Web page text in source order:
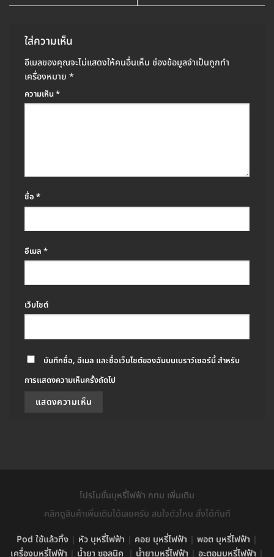
ใส่ความเห็น
อีเมลของคุณจะไม่แสดงให้คนอื่นเห็น ช่องข้อมูลจำเป็นถูกทำ
เครื่องหมาย *
ความเห็น*
ชื่อ *
อีเมล *
เว็บไซต์
บันทึกชื่อ, อีเมล และชื่อเว็บไซต์ของฉันบนเบราว์เซอร์นี้ สำหรับ
การแสดงความเห็นครั้งถัดไป
โปรโมชั่นบุหรี่ไฟฟ้า กทม เพิ่มเติม
คลิกดูสินค้าเพิ่มเติมได้เลยครับ สนใจตัวไหน สั่งได้ทันที
Pod ใช้แล้วทิ้ง | หัว บุหรี่ไฟฟ้า | คอย บุหรี่ไฟฟ้า | พอต บุหรี่ไฟฟ้า |
เครื่องบุหรี่ไฟฟ้า | น้ำยา ซอลนิค | น้ำยาบุหรี่ไฟฟ้า | อะตอมบุหรี่ไฟฟ้า |